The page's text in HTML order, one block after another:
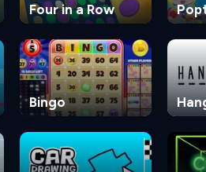
Four in a Row
Bingo